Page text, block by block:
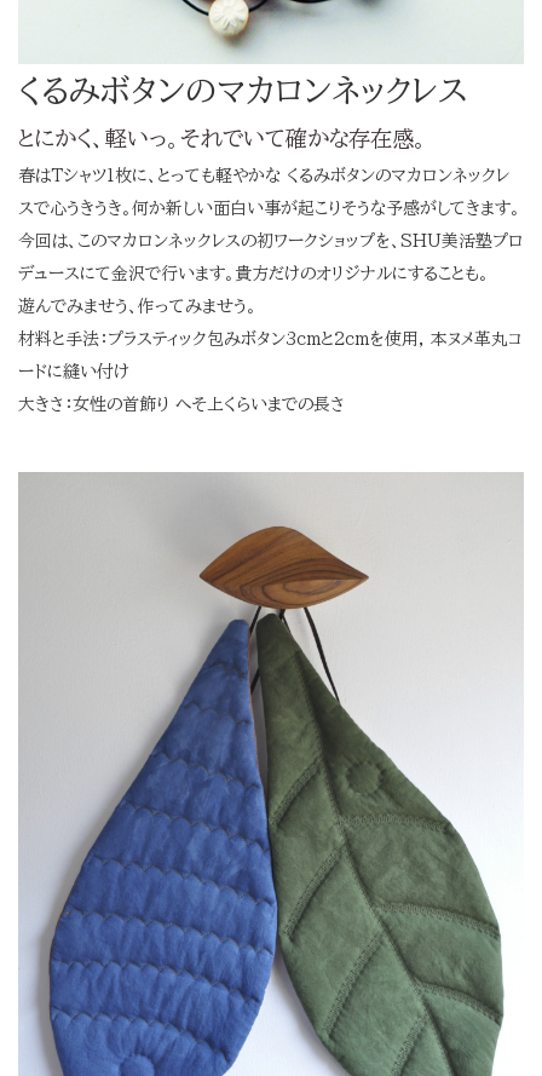
くるみボタンのマカロンネックレス
とにかく、軽いっ。それでいて確かな存在感。
春はTシャツ1枚に、とっても軽やかな くるみボタンのマカロンネックレ
スで心うきうき。何か新しい面白い事が起こりそうな予感がしてきます。
今回は、このマカロンネックレスの初ワークショップを、SHU美活塾プロ
デュースにて金沢で行います。貴方だけのオリジナルにすることも。
遊んでみませう、作ってみませう。
材料と手法：プラスティック包みボタン3cmと2cmを使用, 本ヌメ革丸コ
ードに縫い付け
大きさ：女性の首飾り へそ上くらいまでの長さ